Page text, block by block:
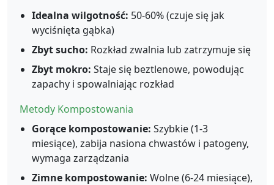
Idealna wilgotność: 50-60% (czuje się jak
wyciśnięta gąbka)
Zbyt sucho: Rozkład zwalnia lub zatrzymuje się
Zbyt mokro: Staje się beztlenowe, powodując
zapachy i spowalniając rozkład
Metody Kompostowania
Gorące kompostowanie: Szybkie (1-3
miesiące), zabija nasiona chwastów i patogeny,
wymaga zarządzania
Zimne kompostowanie: Wolne (6-24 miesiące),